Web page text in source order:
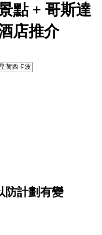
點 + 哥斯達
店推介
防計劃有變